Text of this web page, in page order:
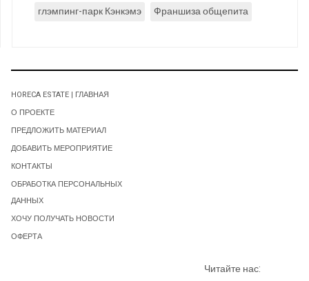
глэмпинг-парк Кэнкэмэ
Франшиза общепита
HORECA ESTATE | ГЛАВНАЯ
О ПРОЕКТЕ
ПРЕДЛОЖИТЬ МАТЕРИАЛ
ДОБАВИТЬ МЕРОПРИЯТИЕ
КОНТАКТЫ
ОБРАБОТКА ПЕРСОНАЛЬНЫХ
ДАННЫХ
ХОЧУ ПОЛУЧАТЬ НОВОСТИ
ОФЕРТА
Читайте нас: